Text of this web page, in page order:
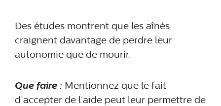
Des études montrent que les aînés
craignent davantage de perdre leur
autonomie que de mourir.
Que faire : Mentionnez que le fait
d’accepter de l’aide peut leur permettre de